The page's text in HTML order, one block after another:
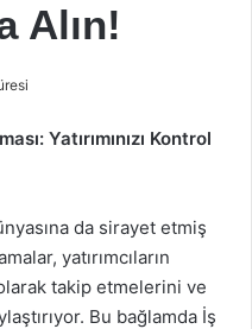
Alın!
Yatırımınızı Kontrol
da sirayet etmiş
yatırımcıların
takip etmelerini ve
Bu bağlamda İş